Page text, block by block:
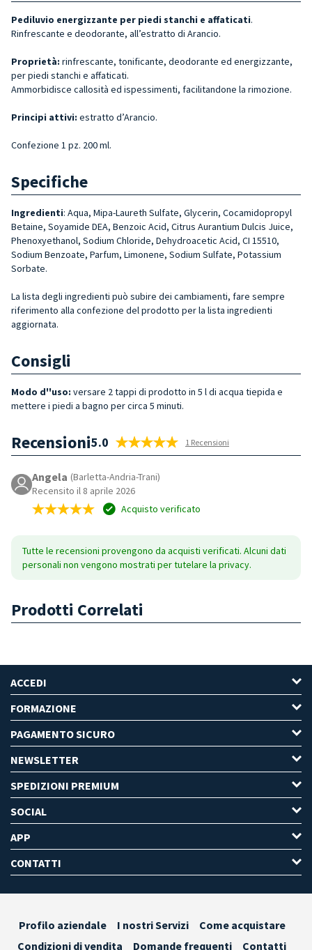
Pediluvio energizzante per piedi stanchi e affaticati.
Rinfrescante e deodorante, all’estratto di Arancio.
Proprietà: rinfrescante, tonificante, deodorante ed energizzante,
per piedi stanchi e affaticati.
Ammorbidisce callosità ed ispessimenti, facilitandone la rimozione.
Principi attivi: estratto d’Arancio.
Confezione 1 pz. 200 ml.
Specifiche
Ingredienti: Aqua, Mipa-Laureth Sulfate, Glycerin, Cocamidopropyl
Betaine, Soyamide DEA, Benzoic Acid, Citrus Aurantium Dulcis Juice,
Phenoxyethanol, Sodium Chloride, Dehydroacetic Acid, CI 15510,
Sodium Benzoate, Parfum, Limonene, Sodium Sulfate, Potassium
Sorbate.
La lista degli ingredienti può subire dei cambiamenti, fare sempre
riferimento alla confezione del prodotto per la lista ingredienti
aggiornata.
Consigli
Modo d''uso: versare 2 tappi di prodotto in 5 l di acqua tiepida e
mettere i piedi a bagno per circa 5 minuti.
Recensioni5.0 1 Recensioni
Angela (Barletta-Andria-Trani)
Recensito il 8 aprile 2026
Acquisto verificato
Tutte le recensioni provengono da acquisti verificati. Alcuni dati
personali non vengono mostrati per tutelare la privacy.
Prodotti Correlati
ACCEDI
FORMAZIONE
PAGAMENTO SICURO
NEWSLETTER
SPEDIZIONI PREMIUM
SOCIAL
APP
CONTATTI
Profilo aziendale I nostri Servizi
Come acquistare
Condizioni di vendita
Domande frequenti Contatti